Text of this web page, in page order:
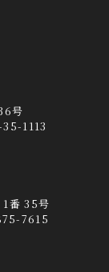
号
1113
番 35号
7615